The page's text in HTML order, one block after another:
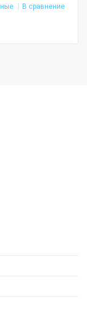
В сравнение